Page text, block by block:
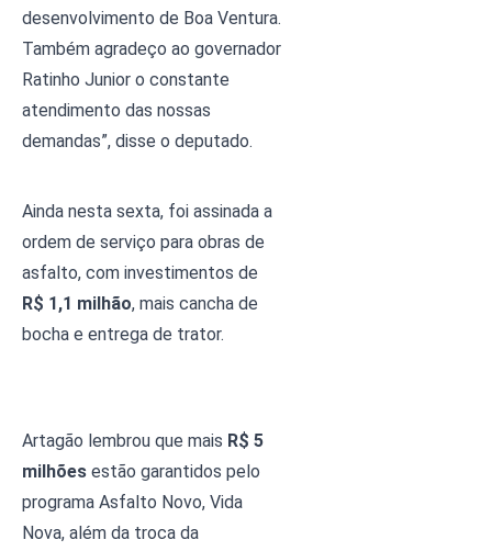
desenvolvimento de Boa Ventura.
Também agradeço ao governador
Ratinho Junior o constante
atendimento das nossas
demandas”, disse o deputado.
Ainda nesta sexta, foi assinada a
ordem de serviço para obras de
asfalto, com investimentos de
R$ 1,1 milhão, mais cancha de
bocha e entrega de trator.
Artagão lembrou que mais R$ 5
milhões estão garantidos pelo
programa Asfalto Novo, Vida
Nova, além da troca da